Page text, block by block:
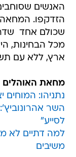
האנשים
הזדקפו. המחאה
שכולם אחד 
מכל הבחינות,
ארץ, ללא עם
מחאת האוהלים
נתניהו:
השר
לסייע"
למה דתיים לא
משיבים